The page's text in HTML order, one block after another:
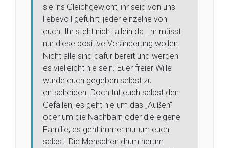
sie ins Gleichgewicht, ihr seid von uns
liebevoll geführt, jeder einzelne von
euch. Ihr steht nicht allein da. Ihr müsst
nur diese positive Veränderung wollen.
Nicht alle sind dafür bereit und werden
es vielleicht nie sein. Euer freier Wille
wurde euch gegeben selbst zu
entscheiden. Doch tut euch selbst den
Gefallen, es geht nie um das „Außen“
oder um die Nachbarn oder die eigene
Familie, es geht immer nur um euch
selbst. Die Menschen drum herum